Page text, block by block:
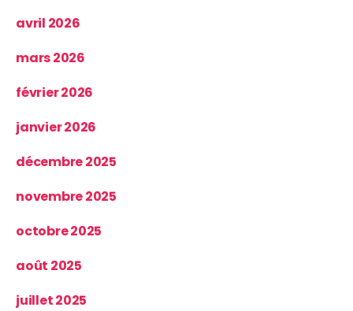
avril 2026
mars 2026
février 2026
janvier 2026
décembre 2025
novembre 2025
octobre 2025
août 2025
juillet 2025